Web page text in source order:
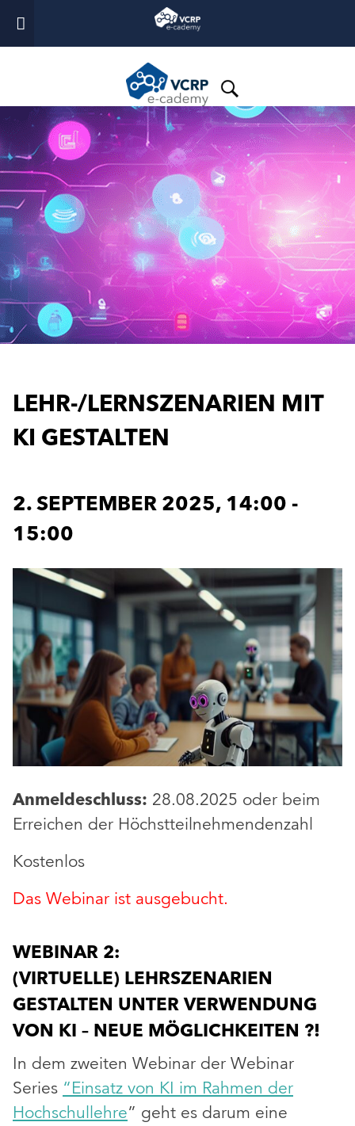
LEHR-/LERNSZENARIEN MIT
KI GESTALTEN
2. SEPTEMBER 2025, 14:00 -
15:00
Anmeldeschluss: 28.08.2025 oder beim
Erreichen der Höchstteilnehmendenzahl
Kostenlos
Das Webinar ist ausgebucht.
WEBINAR 2:
(VIRTUELLE) LEHRSZENARIEN
GESTALTEN UNTER VERWENDUNG
VON KI – NEUE MÖGLICHKEITEN ?!
In dem zweiten Webinar der Webinar
Series “Einsatz von KI im Rahmen der
Hochschullehre” geht es darum eine